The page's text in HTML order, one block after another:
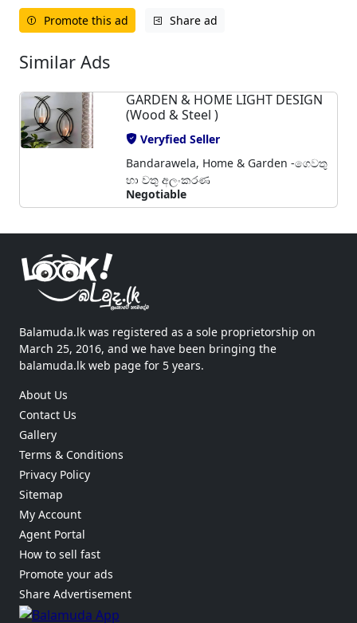
Promote this ad Share ad
Similar Ads
GARDEN & HOME LIGHT DESIGN
(Wood & Steel )
Veryfied Seller
Bandarawela, Home & Garden -ගෙවතු
හා වතු අලංකරණ
Negotiable
Balamuda.lk was registered as a sole proprietorship on
March 25, 2016, and we have been bringing the
balamuda.lk web page for 5 years.
About Us
Contact Us
Gallery
Terms & Conditions
Privacy Policy
Sitemap
My Account
Agent Portal
How to sell fast
Promote your ads
Share Advertisement